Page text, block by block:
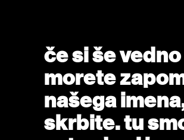
če si še
morete
našega
skrbite. tu